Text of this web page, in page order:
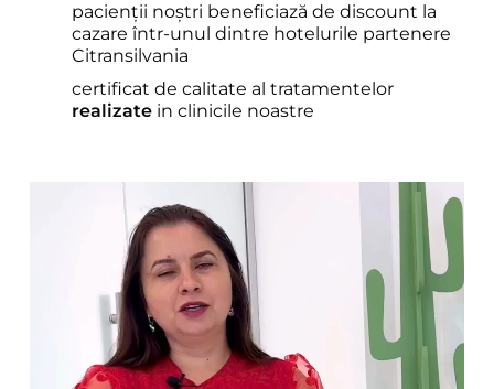
pacienții noștri beneficiază de discount la
cazare într-unul dintre hotelurile partenere
Citransilvania
certificat de calitate al tratamentelor
realizate in clinicile noastre